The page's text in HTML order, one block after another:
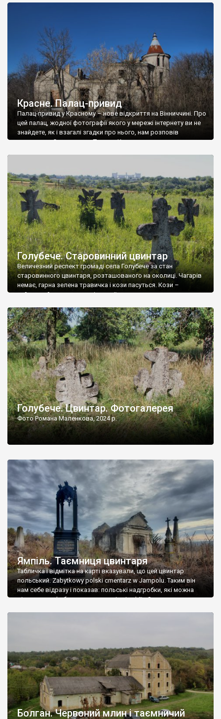
Красне. Палац-привид
Палац-привид у Красному – нове відкриття на Вінниччині. Про
цей палац, жодної фотографії якого у мережі інтернету ви не
знайдете, як і взагалі згадки про нього, нам розповів
мешканець Самгородка. Палац у Красному вразив не лише
Голубече. Старовинний цвинтар
Величезний респект громаді села Голубече за стан
старовинного цвинтаря, розташованого на околиці. Чагарів
немає, гарна зелена травичка і кози пасуться. Кози –
найкращий регулятор шкідливої, для старих кладовищ,
бруньками, кози ті бруньки обгризають, бо то улюблений
делікатес. На цвинтарі у Голубечому ціла колекція
різноманітних форм хрестів. Село відносно невелике, […]
Голубече. Цвинтар. Фотогалерея
Фото Романа Маленкова, 2024 р.
Ямпіль. Таємниця цвинтаря
Табличка і відмітка на карті вказували, що цей цвинтар
польський. Zabytkowy polski cmentarz w Jampolu. Таким він
нам себе відразу і показав: польські надгробки, які можна
віднести до фабричних, польські епітафії… Загалом цвинтар
Болган. Червоний млин і таємничий